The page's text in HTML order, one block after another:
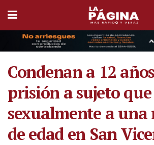
Condenan a 12
prisión a sujeto
sexualmente a una
de edad en San